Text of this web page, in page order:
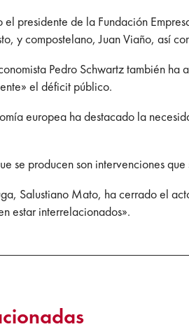
el presidente de la Fundación
y compostelano, Juan Viaño, así
Pedro Schwartz también
el déficit público.
europea ha destacado la
se producen son intervenciones
Salustiano Mato, ha cerrado el
estar interrelacionados».